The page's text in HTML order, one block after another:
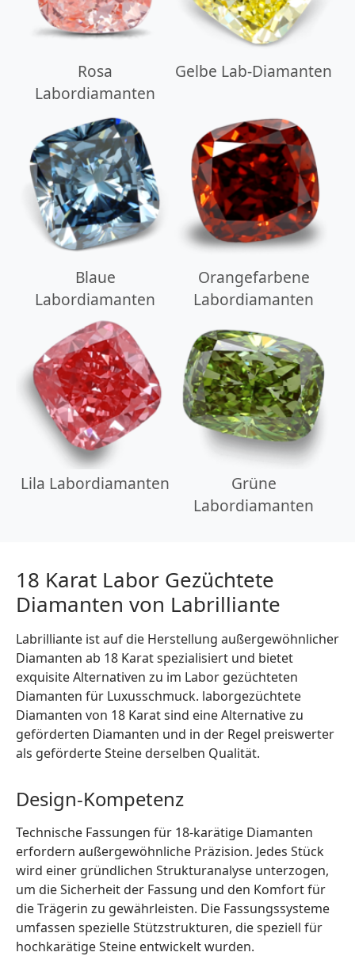
Rosa
Labordiamanten
Gelbe Lab-Diamanten
Blaue
Labordiamanten
Orangefarbene
Labordiamanten
Lila Labordiamanten
Grüne
Labordiamanten
18 Karat Labor Gezüchtete
Diamanten von Labrilliante
Labrilliante ist auf die Herstellung außergewöhnlicher
Diamanten ab 18 Karat spezialisiert und bietet
exquisite Alternativen zu im Labor gezüchteten
Diamanten für Luxusschmuck. laborgezüchtete
Diamanten von 18 Karat sind eine Alternative zu
geförderten Diamanten und in der Regel preiswerter
als geförderte Steine derselben Qualität.
Design-Kompetenz
Technische Fassungen für 18-karätige Diamanten
erfordern außergewöhnliche Präzision. Jedes Stück
wird einer gründlichen Strukturanalyse unterzogen,
um die Sicherheit der Fassung und den Komfort für
die Trägerin zu gewährleisten. Die Fassungssysteme
umfassen spezielle Stützstrukturen, die speziell für
hochkarätige Steine entwickelt wurden.